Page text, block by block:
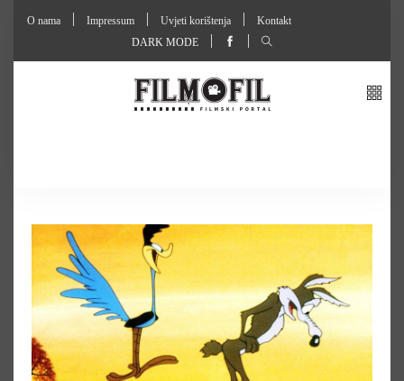
O nama Impressum Uvjeti korištenja
Kontakt
DARK MODE